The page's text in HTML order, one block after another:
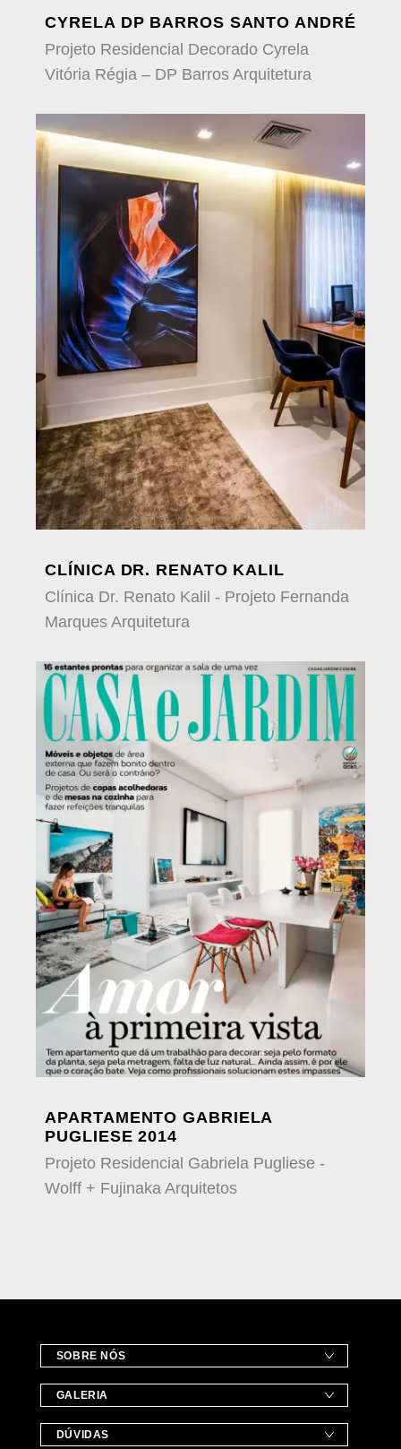
CYRELA DP BARROS SANTO ANDRÉ
Projeto Residencial Decorado Cyrela
Vitória Régia – DP Barros Arquitetura
CLÍNICA DR. RENATO KALIL
Clínica Dr. Renato Kalil - Projeto Fernanda
Marques Arquitetura
APARTAMENTO GABRIELA
PUGLIESE 2014
Projeto Residencial Gabriela Pugliese -
Wolff + Fujinaka Arquitetos
SOBRE NÓS
GALERIA
DÚVIDAS